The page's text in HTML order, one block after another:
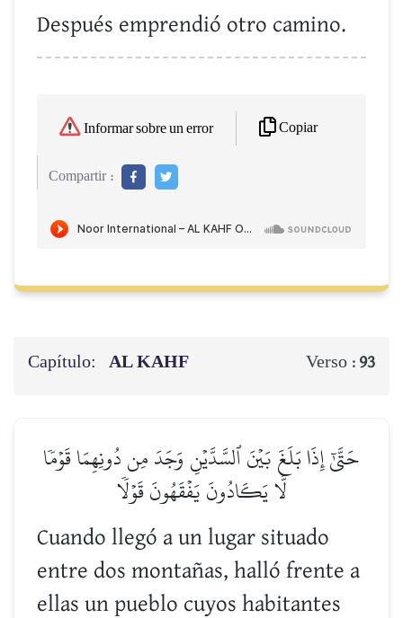
Después emprendió otro camino.
Informar sobre un error Copiar
Compartir :
Capítulo: AL KAHF Verso : 93
حَتَّىٰٓ إِذَا بَلَغَ بَيۡنَ ٱلسَّدَّيۡنِ وَجَدَ مِن دُونِهِمَا قَوۡمٗا
لَّا يَكَادُونَ يَفۡقَهُونَ قَوۡلٗا
Cuando llegó a un lugar situado
entre dos montañas, halló frente a
ellas un pueblo cuyos habitantes